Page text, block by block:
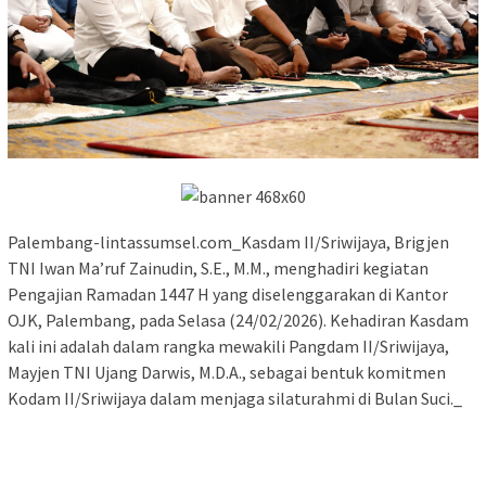
Palembang-lintassumsel.com_Kasdam II/Sriwijaya, Brigjen
TNI Iwan Ma’ruf Zainudin, S.E., M.M., menghadiri kegiatan
Pengajian Ramadan 1447 H yang diselenggarakan di Kantor
OJK, Palembang, pada Selasa (24/02/2026). Kehadiran Kasdam
kali ini adalah dalam rangka mewakili Pangdam II/Sriwijaya,
Mayjen TNI Ujang Darwis, M.D.A., sebagai bentuk komitmen
Kodam II/Sriwijaya dalam menjaga silaturahmi di Bulan Suci._